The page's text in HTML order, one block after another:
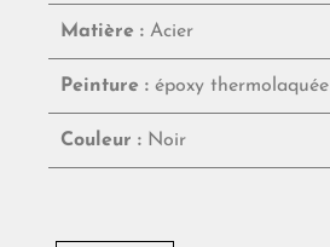
Matière : Acier
Peinture : époxy thermolaquée
Couleur : Noir